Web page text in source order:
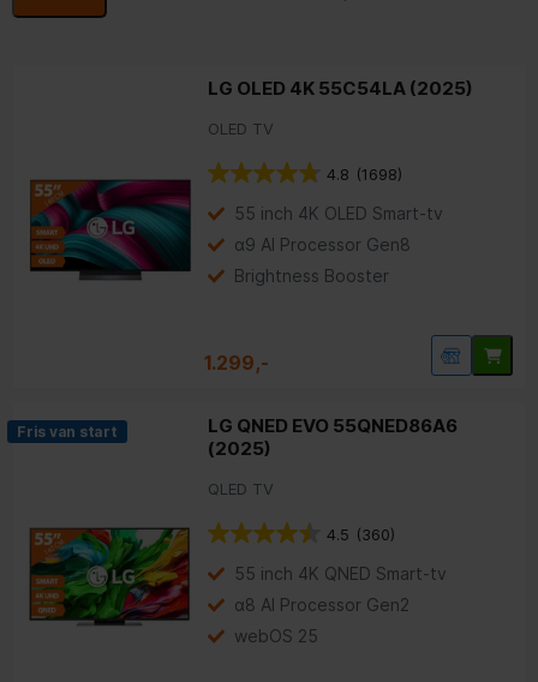
LG OLED 4K 55C54LA (2025)
OLED TV
4.8 (1698)
55 inch 4K OLED Smart-tv
α9 AI Processor Gen8
Brightness Booster
1.299,-
Fris van start
LG QNED EVO 55QNED86A6
(2025)
QLED TV
4.5 (360)
55 inch 4K QNED Smart-tv
α8 AI Processor Gen2
webOS 25